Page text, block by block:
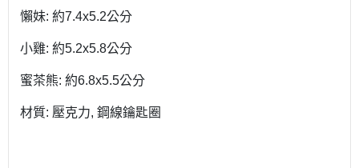
懶妹: 約7.4x5.2公分
小雞: 約5.2x5.8公分
蜜茶熊: 約6.8x5.5公分
材質: 壓克力, 鋼線鑰匙圈